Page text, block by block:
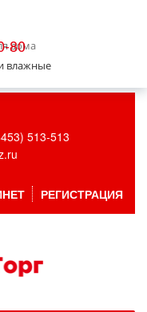
80
дома
влажные
513-513
РЕГИСТРАЦИЯ